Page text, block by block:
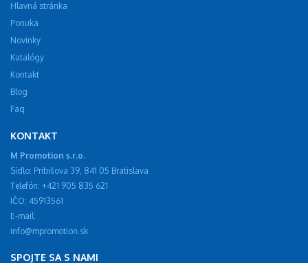
Hlavná stránka
Ponuka
Novinky
Katalógy
Kontakt
Blog
Faq
KONTAKT
M Promotion s.r.o.
Sídlo: Pribišova 39, 841 05 Bratislava
Telefón: +421 905 835 621
IČO: 45913561
E-mail:
info@mpromotion.sk
SPOJTE SA S NAMI